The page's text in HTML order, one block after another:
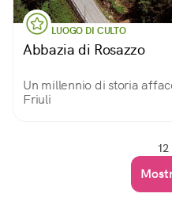
LUOGO DI CULTO
Abbazia di Rosazzo
Un millennio di storia
Friuli
12